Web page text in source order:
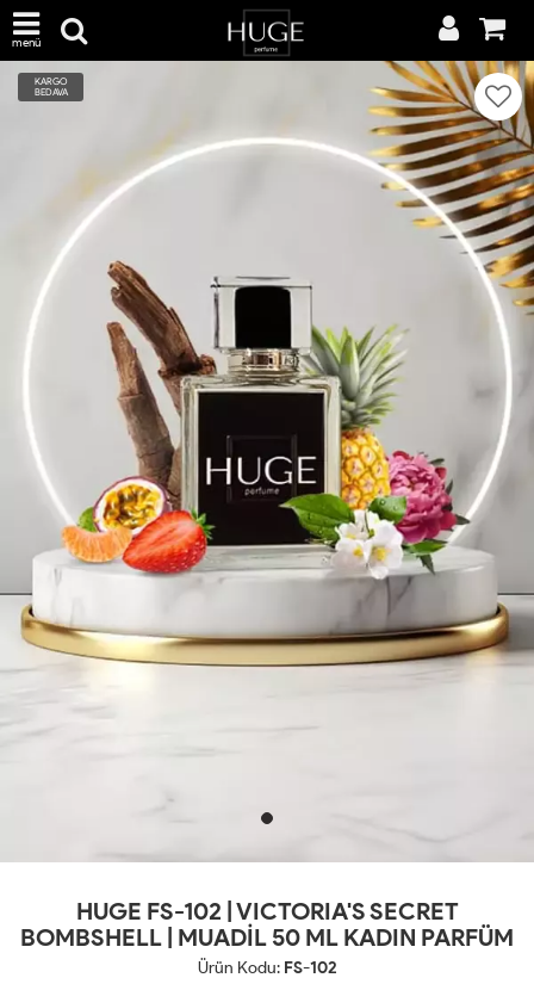
menü
KARGO
BEDAVA
HUGE FS-102 | VICTORIA'S SECRET
BOMBSHELL | MUADİL 50 ML KADIN PARFÜM
Ürün Kodu: FS-102